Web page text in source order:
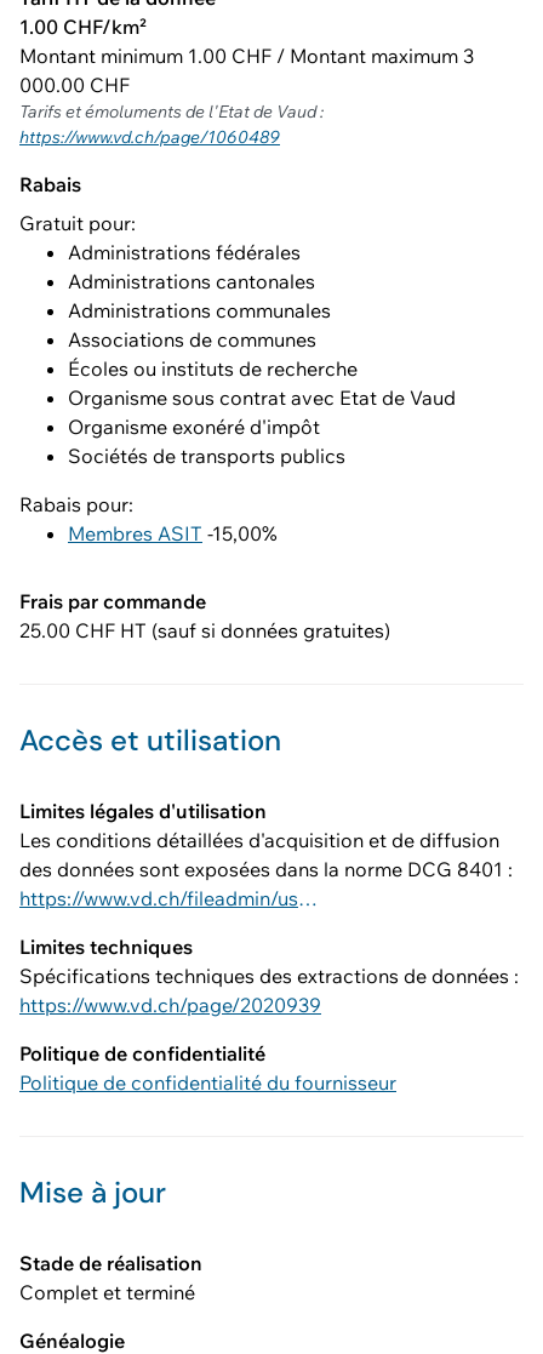
1.00 CHF/km²
Montant minimum 1.00 CHF / Montant maximum 3
000.00 CHF
Tarifs et émoluments de l'Etat de Vaud :
https://www.vd.ch/page/1060489
Rabais
Gratuit pour:
Administrations fédérales
Administrations cantonales
Administrations communales
Associations de communes
Écoles ou instituts de recherche
Organisme sous contrat avec Etat de Vaud
Organisme exonéré d'impôt
Sociétés de transports publics
Rabais pour:
Membres ASIT -15,00%
Frais par commande
25.00 CHF HT (sauf si données gratuites)
Accès et utilisation
Limites légales d'utilisation
Les conditions détaillées d'acquisition et de diffusion
des données sont exposées dans la norme DCG 8401 :
https://www.vd.ch/fileadmin/user_upload/dinf/8000/8401.pdf
Limites techniques
Spécifications techniques des extractions de données :
https://www.vd.ch/page/2020939
Politique de confidentialité
Politique de confidentialité du fournisseur
Mise à jour
Stade de réalisation
Complet et terminé
Généalogie